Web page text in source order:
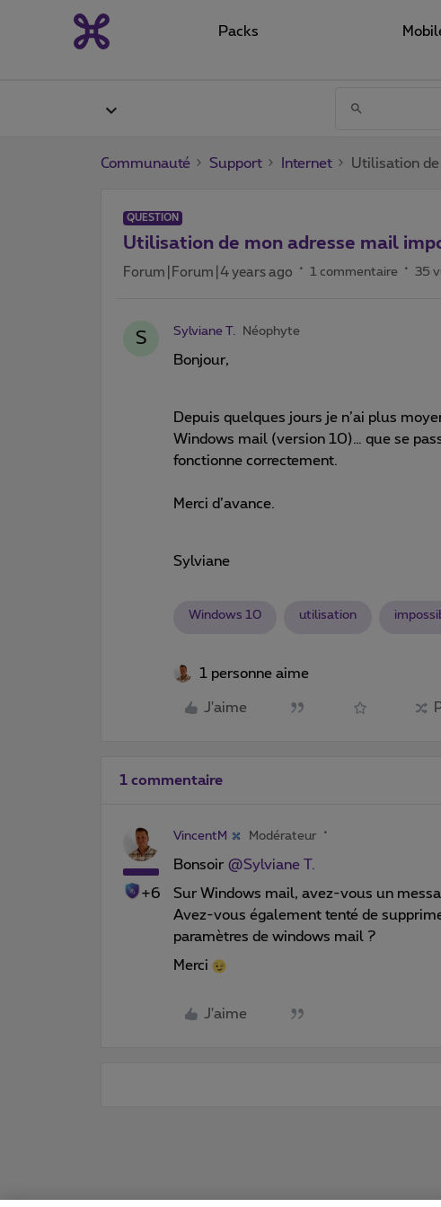
Packs
Communauté Support Internet Utilisation
QUESTION
Utilisation de mon adresse mail
Forum|Forum|4 years ago 1 commentaire 35
S Sylviane T. Néophyte
Bonjour,
Depuis quelques jours je n’ai plus
Windows mail (version 10)… que se
fonctionne correctement.
Merci d’avance.
Sylviane
Windows 10 utilisation
1 personne aime
J'aime
1 commentaire
+6
VincentM Modérateur
Bonsoir @Sylviane T.
Sur Windows mail, avez-vous un
Avez-vous également tenté de
paramètres de windows mail ?
Merci
J'aime